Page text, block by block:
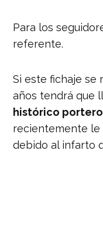
Para los
referente.
Si este fichaje se
años tendrá que
histórico
recientemente le
debido al infarto